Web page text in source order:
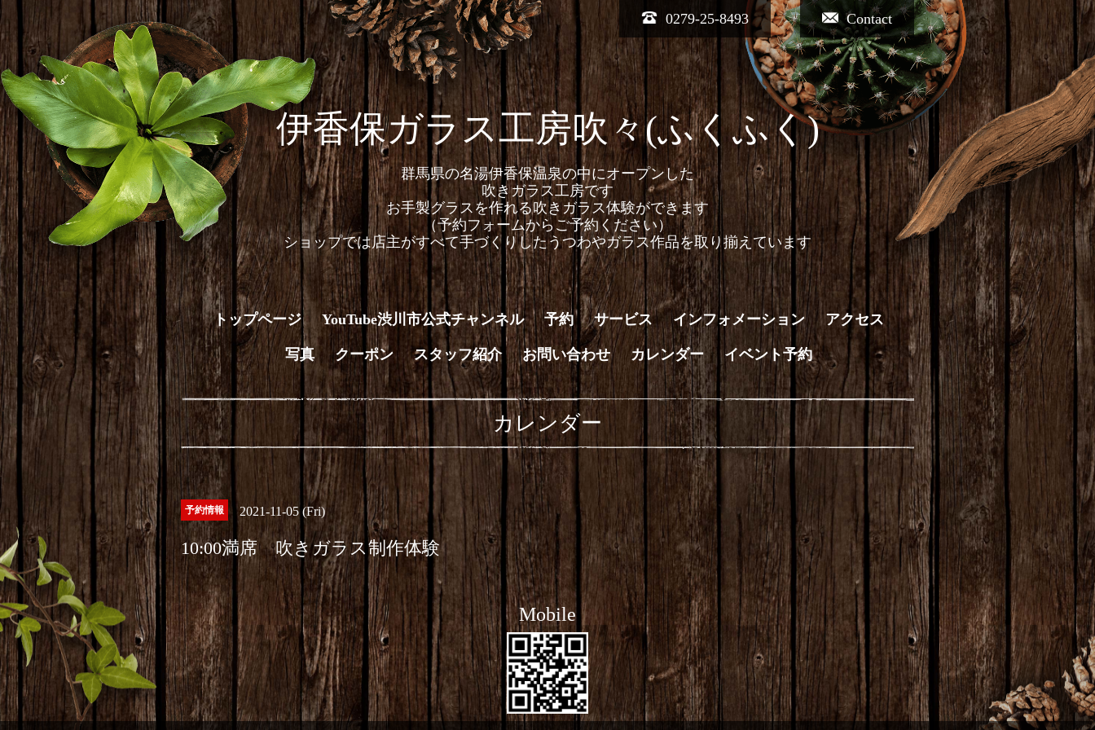
Contact
0279-25-8493
伊香保ガラス工房吹々(ふくふく)
群馬県の名湯伊香保温泉の中にオープンした
吹きガラス工房です
お手製グラスを作れる吹きガラス体験ができます
（予約フォームからご予約ください）
ショップでは店主がすべて手づくりしたうつわやガラス作品を取り揃えています
トップページ YouTube渋川市公式チャンネル 予約 サービス インフォメーション アクセス
写真 クーポン スタッフ紹介 お問い合わせ カレンダー イベント予約
カレンダー
予約情報 2021-11-05 (Fri)
10:00満席 吹きガラス制作体験
Mobile